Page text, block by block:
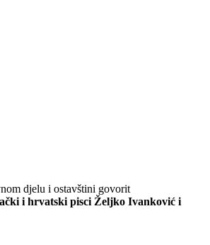
djelu i ostavštini govorit
i hrvatski pisci Željko Ivanković i